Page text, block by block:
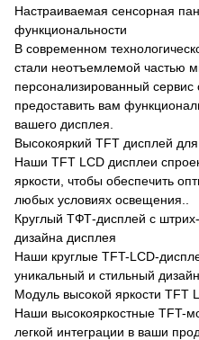
Настраиваемая сенсорная
функциональности
В современном
стали неотъемлемой частью
персонализированный
предоставить вам
вашего дисплея.
Высокояркий TFT дисплей
Наши TFT LCD дисплеи
яркости, чтобы обеспечить
любых условиях освещения..
Круглый ТФТ-дисплей с
дизайна дисплея
Наши круглые TFT-LCD-
уникальный и стильный
Модуль высокой яркости TFT
Наши высокояркостные TFT-
легкой интеграции в ваши